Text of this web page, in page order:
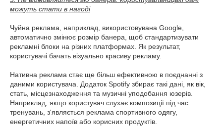
можуть стати в нагоді
Чуйна реклама, наприклад, використовувана Google,
автоматично змінює розмір банера, щоб стандартизувати
рекламні блоки на різних платформах. Як результат,
користувачі бачать візуально красиву рекламу.
Нативна реклама стає ще більш ефективною в поєднанні з
даними користувача. Додаток Spotify збирає такі дані, як вік,
стать, місцезнаходження та музичні уподобання юзерів.
Наприклад, якщо користувач слухає композиції під час
тренувань, з'являється реклама спортивного одягу,
енергетичних напоїв або корисних продуктів.